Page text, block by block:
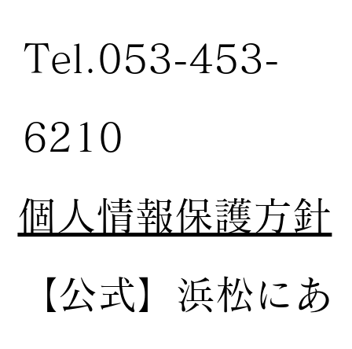
Tel.053-453-
6210
個人情報保護方針
【公式】 浜松にあ